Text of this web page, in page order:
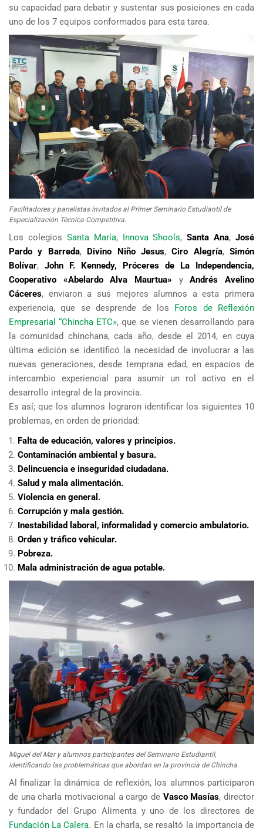
su capacidad para debatir y sustentar sus posiciones en cada
uno de los 7 equipos conformados para esta tarea.
Facilitadores y panelistas invitados al Primer Seminario Estudiantil de
Especialización Técnica Competitiva.
Los colegios Santa María, Innova Shools,Santa Ana, José
Pardo y Barreda, Divino Niño Jesus,Ciro Alegría, Simón
Bolívar, John F. Kennedy, Próceres de La Independencia,
Cooperativo «Abelardo Alva Maurtua» yAndrés Avelino
Cáceres, enviaron a sus mejores alumnos a esta primera
experiencia, que se desprende de los Foros de Reflexión
Empresarial “Chincha ETC», que se vienen desarrollando para
la comunidad chinchana, cada año, desde el 2014, en cuya
última edición se identificó la necesidad de involucrar a las
nuevas generaciones, desde temprana edad, en espacios de
intercambio experiencial para asumir un rol activo en el
desarrollo integral de la provincia.
Es así; que los alumnos lograron identificar los siguientes 10
problemas, en orden de prioridad:
Falta de educación, valores y principios.
Contaminación ambiental y basura.
Delincuencia e inseguridad ciudadana.
Salud y mala alimentación.
Violencia en general.
Corrupción y mala gestión.
Inestabilidad laboral, informalidad y comercio ambulatorio.
Orden y tráfico vehicular.
Pobreza.
Mala administración de agua potable.
Miguel del Mar y alumnos participantes del Seminario Estudiantil,
identificando las problemáticas que abordan en la provincia de Chincha.
Al finalizar la dinámica de reflexión, los alumnos participaron
de una charla motivacional a cargo de Vasco Masías, director
y fundador del Grupo Alimenta y uno de los directores de
Fundación La Calera. En la charla, se resaltó la importancia de